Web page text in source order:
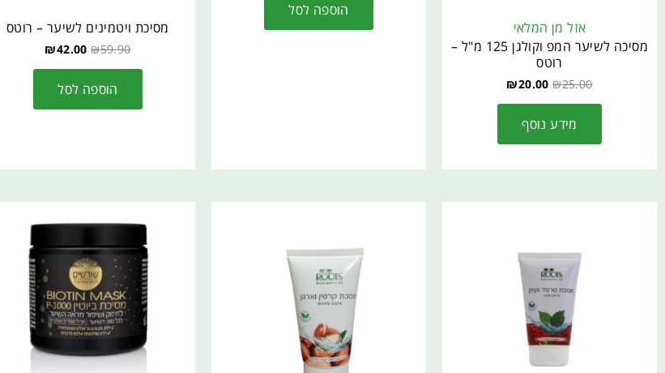
אזל מן המלאי
מסיכה לשיער המפ וקולגן 125 מ"ל –
רוטס
₪25.00
₪20.00
מידע נוסף
הוספה לסל
מסיכת ויטמינים לשיער – רוטס
₪59.90
₪42.00
הוספה לסל